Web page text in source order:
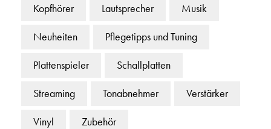
Kopfhörer Lautsprecher Musik
Neuheiten Pflegetipps und Tuning
Plattenspieler Schallplatten
Streaming Tonabnehmer Verstärker
Vinyl Zubehör